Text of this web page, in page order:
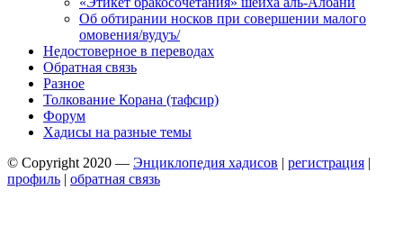
Об обтирании носков при совершении малого
омовения/вудуъ/
Недостоверное в переводах
Обратная связь
Разное
Толкование Корана (тафсир)
Форум
Хадисы на разные темы
© Copyright 2020 — Энциклопедия хадисов | регистрация |
профиль | обратная связь